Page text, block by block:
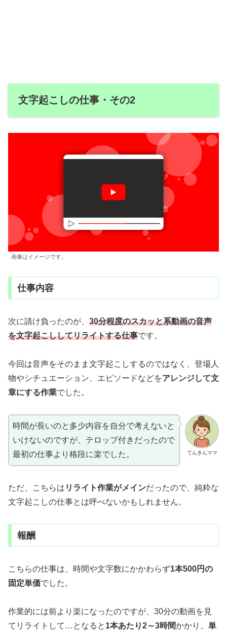
文字起こしの仕事・その2
画像はイメージです。
仕事内容
次に請け負ったのが、 30分程度のスカッと系動画の音声
を文字起こししてリライトする仕事です。
今回は音声をそのまま文字起こしするのではなく、登場人
物やシチュエーション、エピソードなどをアレンジして文
章にする作業でした。
てんきんママ
時間が長いのと多少内容を自分で考えないと
いけないのですが、テロップ付きだったので
最初の仕事より格段に楽でした。
ただ、こちらは リライト作業がメインだったので、純粋な
文字起こしの仕事とは呼べないかもしれません。
報酬
こちらの仕事は、時間や文字数にかかわらず1本500円の
固定単価でした。
作業的には前より楽になったのですが、30分の動画を見
てリライトして…となると 1本あたり2～3時間かかり、 単